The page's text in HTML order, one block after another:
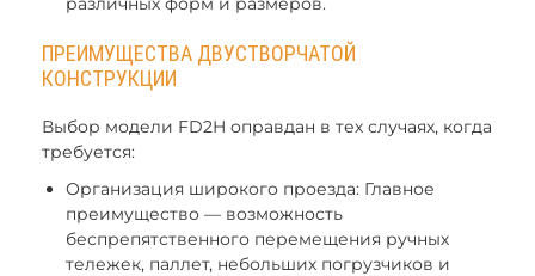
ПРЕИМУЩЕСТВА ДВУСТВОРЧАТОЙ
КОНСТРУКЦИИ
Выбор модели FD2H оправдан в тех случаях, когда
требуется:
Организация широкого проезда: Главное
преимущество — возможность
беспрепятственного перемещения ручных
тележек, паллет, небольших погрузчиков и